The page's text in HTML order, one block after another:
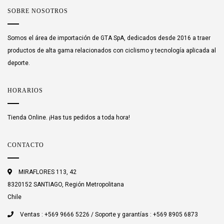
SOBRE NOSOTROS
Somos el área de importación de GTA SpA, dedicados desde 2016 a traer
productos de alta gama relacionados con ciclismo y tecnología aplicada al
deporte.
HORARIOS
Tienda Online. ¡Has tus pedidos a toda hora!
CONTACTO
MIRAFLORES 113, 42
8320152 SANTIAGO, Región Metropolitana
Chile
Ventas : +569 9666 5226 / Soporte y garantías : +569 8905 6873